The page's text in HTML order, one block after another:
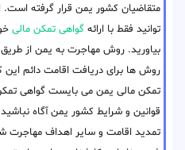
متقاضیان کشور یمن قرار گرفته است.
توانید فقط با ارائه گواهی تمکن مالی
بیاورید. روش مهاجرت به یمن از
روش ها برای دریافت اقامت دائم
تمکن مالی یمن می بایست گواهی تمکن
قوانین و شرایط کشور یمن آگاه
تمدید اقامت و سایر اهداف